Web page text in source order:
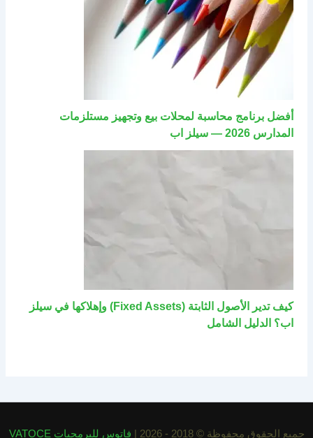
أفضل برنامج محاسبة لمحلات بيع وتجهيز مستلزمات
المدارس 2026 — سيلز اب
كيف تدير الأصول الثابتة (Fixed Assets) وإهلاكها في سيلز
اب؟ الدليل الشامل
جميع الحقوق محفوظة © 2018 - 2026 | فاتوس للبرمجيات VATOCE